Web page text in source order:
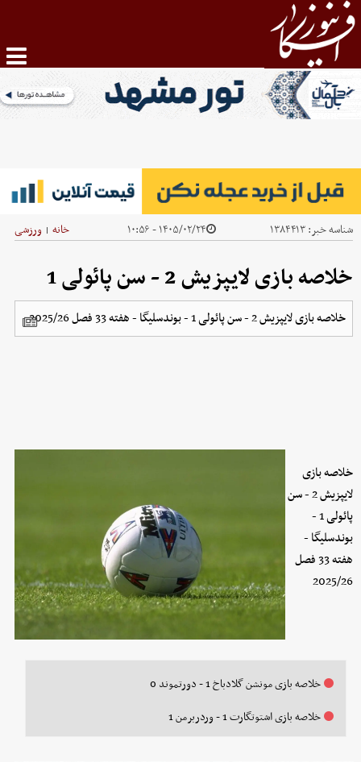
شناسه خبر:۱۳۸۴۴۱۳ ۱۴۰۵/۰۲/۲۴ - ۱۰:۵۶ خانه | ورزشی
خلاصه بازی لایپزیش 2 - سن پائولی 1
خلاصه بازی لایپزیش 2 - سن پائولی 1 - بوندسلیگا - هفته 33 فصل 2025/26
خلاصه بازی
لایپزیش 2 - سن
پائولی 1 -
بوندسلیگا -
هفته 33 فصل
2025/26
خلاصه بازی مونشن گلادباخ 1 - دورتموند 0
خلاصه بازی اشتوتگارت 1 - وردربرمن 1